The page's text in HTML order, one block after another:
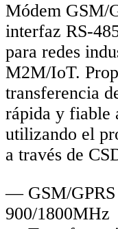
Módem GSM/
interfaz RS-
para redes
M2M/IoT.
transferencia
rápida y fiable
utilizando el
a través de
— GSM/GPRS
900/1800MHz